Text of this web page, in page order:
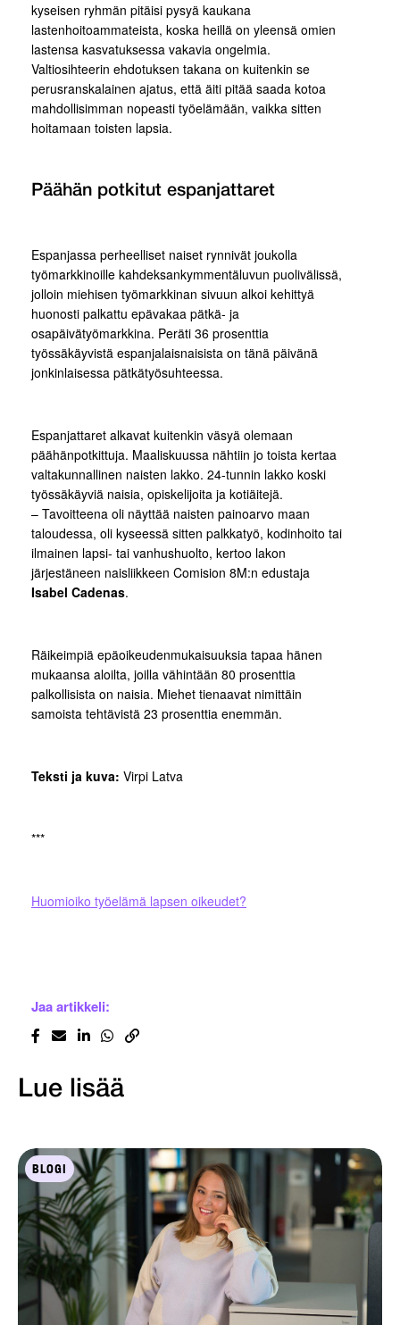
kyseisen ryhmän pitäisi pysyä kaukana
lastenhoitoammateista, koska heillä on yleensä omien
lastensa kasvatuksessa vakavia ongelmia.
Valtiosihteerin ehdotuksen takana on kuitenkin se
perusranskalainen ajatus, että äiti pitää saada kotoa
mahdollisimman nopeasti työelämään, vaikka sitten
hoitamaan toisten lapsia.
Päähän potkitut espanjattaret
Espanjassa perheelliset naiset rynnivät joukolla
työmarkkinoille kahdeksankymmentäluvun puolivälissä,
jolloin miehisen työmarkkinan sivuun alkoi kehittyä
huonosti palkattu epävakaa pätkä- ja
osapäivätyömarkkina. Peräti 36 prosenttia
työssäkäyvistä espanjalaisnaisista on tänä päivänä
jonkinlaisessa pätkätyösuhteessa.
Espanjattaret alkavat kuitenkin väsyä olemaan
päähänpotkittuja. Maaliskuussa nähtiin jo toista kertaa
valtakunnallinen naisten lakko. 24-tunnin lakko koski
työssäkäyviä naisia, opiskelijoita ja kotiäitejä.
– Tavoitteena oli näyttää naisten painoarvo maan
taloudessa, oli kyseessä sitten palkkatyö, kodinhoito tai
ilmainen lapsi- tai vanhushuolto, kertoo lakon
järjestäneen naisliikkeen Comision 8M:n edustaja
Isabel Cadenas.
Räikeimpiä epäoikeudenmukaisuuksia tapaa hänen
mukaansa aloilta, joilla vähintään 80 prosenttia
palkollisista on naisia. Miehet tienaavat nimittäin
samoista tehtävistä 23 prosenttia enemmän.
Teksti ja kuva: Virpi Latva
***
Huomioiko työelämä lapsen oikeudet?
Jaa artikkeli:
Lue lisää
BLOGI